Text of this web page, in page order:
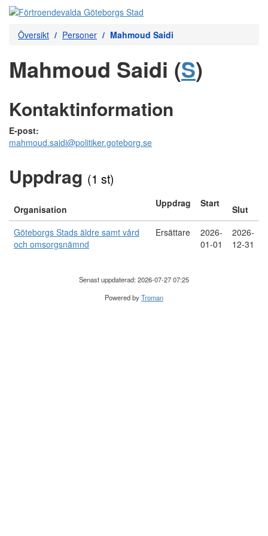
Översikt Personer Mahmoud Saidi
Mahmoud Saidi (S)
Kontaktinformation
E-post:
mahmoud.saidi@politiker.goteborg.se
Uppdrag (1 st)
Organisation
Uppdrag Start
Slut
Göteborgs Stads äldre samt vård
och omsorgsnämnd
Ersättare
2026-
01-01
2026-
12-31
Senast uppdaterad: 2026-07-27 07:25
Powered byTroman